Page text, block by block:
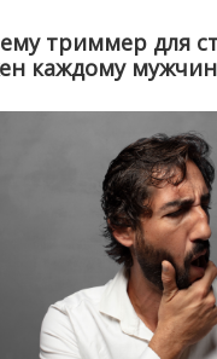
триммер для
каждому